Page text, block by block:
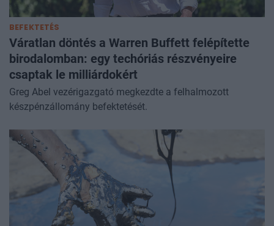
BEFEKTETÉS
Váratlan döntés a Warren Buffett felépítette
birodalomban: egy techóriás részvényeire
csaptak le milliárdokért
Greg Abel vezérigazgató megkezdte a felhalmozott
készpénzállomány befektetését.